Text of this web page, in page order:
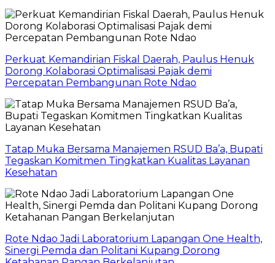
Perkuat Kemandirian Fiskal Daerah, Paulus Henuk
Dorong Kolaborasi Optimalisasi Pajak demi
Percepatan Pembangunan Rote Ndao
Tatap Muka Bersama Manajemen RSUD Ba’a, Bupati
Tegaskan Komitmen Tingkatkan Kualitas Layanan
Kesehatan
Rote Ndao Jadi Laboratorium Lapangan One Health,
Sinergi Pemda dan Politani Kupang Dorong